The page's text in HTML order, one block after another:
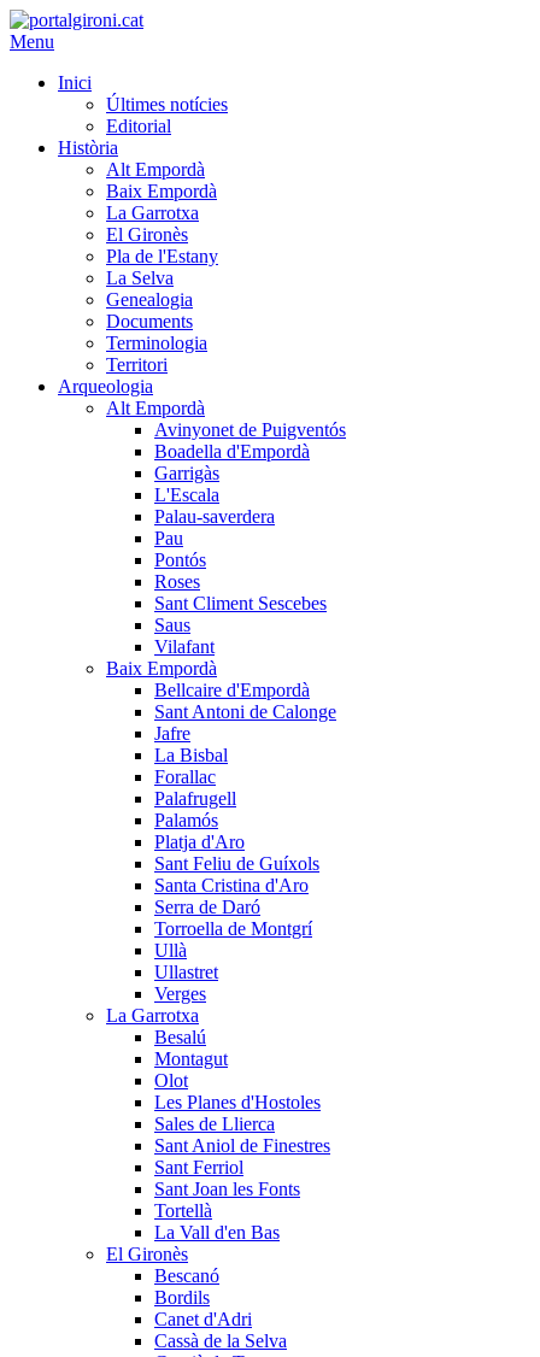
Menu
Inici
Últimes notícies
Editorial
Història
Alt Empordà
Baix Empordà
La Garrotxa
El Gironès
Pla de l'Estany
La Selva
Genealogia
Documents
Terminologia
Territori
Arqueologia
Alt Empordà
Avinyonet de Puigventós
Boadella d'Empordà
Garrigàs
L'Escala
Palau-saverdera
Pau
Pontós
Roses
Sant Climent Sescebes
Saus
Vilafant
Baix Empordà
Bellcaire d'Empordà
Sant Antoni de Calonge
Jafre
La Bisbal
Forallac
Palafrugell
Palamós
Platja d'Aro
Sant Feliu de Guíxols
Santa Cristina d'Aro
Serra de Daró
Torroella de Montgrí
Ullà
Ullastret
Verges
La Garrotxa
Besalú
Montagut
Olot
Les Planes d'Hostoles
Sales de Llierca
Sant Aniol de Finestres
Sant Ferriol
Sant Joan les Fonts
Tortellà
La Vall d'en Bas
El Gironès
Bescanó
Bordils
Canet d'Adri
Cassà de la Selva